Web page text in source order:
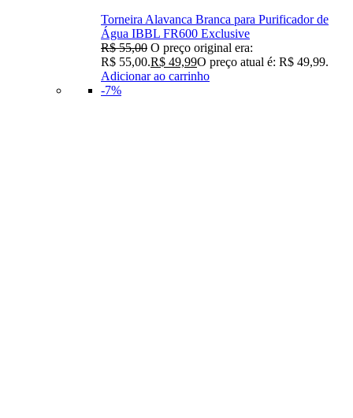
Torneira Alavanca Branca para Purificador de
Água IBBL FR600 Exclusive
R$55,00 O preço original era:
R$ 55,00.R$ 49,99O preço atual é: R$ 49,99.
Adicionar ao carrinho
-7%